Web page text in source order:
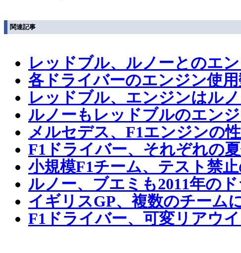
関連記事
レッドブル、ルノーとのエ
各ドライバーのエンジン使
レッドブル、エンジンはル
ルノーもレッドブルのエン
メルセデス、F1エンジンの
F1ドライバー、それぞれの
小規模F1チーム、テスト禁
ルノー、ブエミも2011年の
イギリスGP、複数のチーム
F1ドライバー、可変リアウ